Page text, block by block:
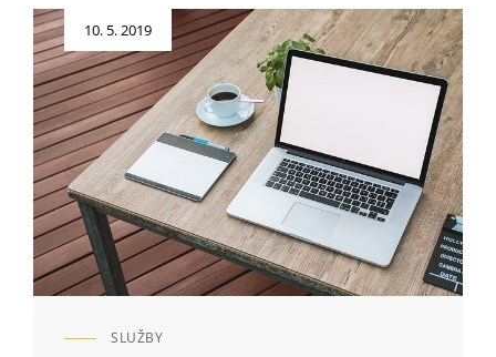
ŠPORTU
Posted
on
10. 5. 2019
CAT
SLUŽBY